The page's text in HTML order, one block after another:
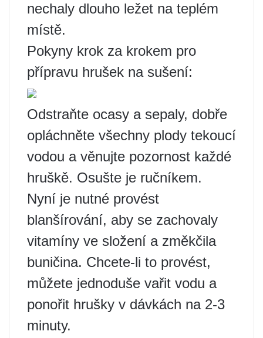
nechaly dlouho ležet na teplém
místě.
Pokyny krok za krokem pro
přípravu hrušek na sušení:
Odstraňte ocasy a sepaly, dobře
opláchněte všechny plody tekoucí
vodou a věnujte pozornost každé
hruškě. Osušte je ručníkem.
Nyní je nutné provést
blanšírování, aby se zachovaly
vitamíny ve složení a změkčila
buničina. Chcete-li to provést,
můžete jednoduše vařit vodu a
ponořit hrušky v dávkách na 2-3
minuty.